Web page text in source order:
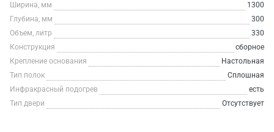
Ширина, мм
1300
Глубина, мм
300
Объем, литр
330
Конструкция
сборное
Крепление основания
Настольная
Тип полок
Сплошная
Инфракрасный подогрев
есть
Тип двери
Отсутствует